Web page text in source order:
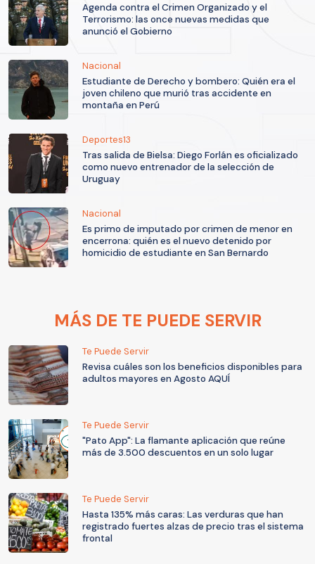
Agenda contra el Crimen Organizado y el
Terrorismo: las once nuevas medidas que
anunció el Gobierno
Nacional
Estudiante de Derecho y bombero: Quién era el
joven chileno que murió tras accidente en
montaña en Perú
Deportes13
Tras salida de Bielsa: Diego Forlán es oficializado
como nuevo entrenador de la selección de
Uruguay
Nacional
Es primo de imputado por crimen de menor en
encerrona: quién es el nuevo detenido por
homicidio de estudiante en San Bernardo
MÁS DE TE PUEDE SERVIR
Te Puede Servir
Revisa cuáles son los beneficios disponibles para
adultos mayores en Agosto AQUÍ
Te Puede Servir
"Pato App": La flamante aplicación que reúne
más de 3.500 descuentos en un solo lugar
Te Puede Servir
Hasta 135% más caras: Las verduras que han
registrado fuertes alzas de precio tras el sistema
frontal